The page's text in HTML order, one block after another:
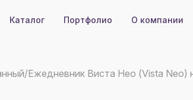
Каталог Портфолио О компании
/Ежедневник Виста Нео (Vista Neo)